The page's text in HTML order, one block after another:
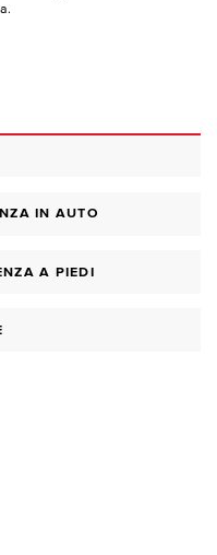
IN AUTO
A PIEDI